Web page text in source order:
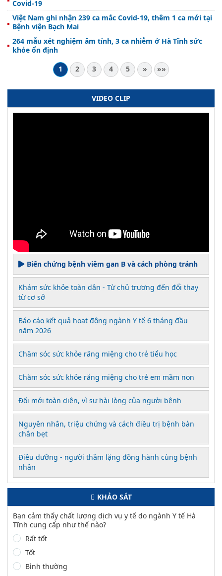
Covid-19
Việt Nam ghi nhận 239 ca mắc Covid-19, thêm 1 ca mới tại
Bệnh viện Bạch Mai
264 mẫu xét nghiệm âm tính, 3 ca nhiễm ở Hà Tĩnh sức
khỏe ổn định
1
2 3 4 5 » »»
VIDEO CLIP
Biến chứng bệnh viêm gan B và cách phòng tránh
Khám sức khỏe toàn dân - Từ chủ trương đến đổi thay
từ cơ sở
Báo cáo kết quả hoạt động ngành Y tế 6 tháng đầu
năm 2026
Chăm sóc sức khỏe răng miệng cho trẻ tiểu học
Chăm sóc sức khỏe răng miệng cho trẻ em mầm non
Đổi mới toàn diện, vì sự hài lòng của người bệnh
Nguyên nhân, triệu chứng và cách điều trị bệnh bàn
chân bẹt
Điều dưỡng - người thầm lặng đồng hành cùng bệnh
nhân
KHẢO SÁT
Bạn cảm thấy chất lượng dịch vụ y tế do ngành Y tế Hà
Tĩnh cung cấp như thế nào?
Rất tốt
Tốt
Bình thường